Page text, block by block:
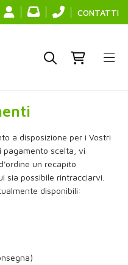
CONTATTI
a disposizione per i Vostri
pagamento scelta, vi
un recapito
sia possibile rintracciarvi.
disponibili: